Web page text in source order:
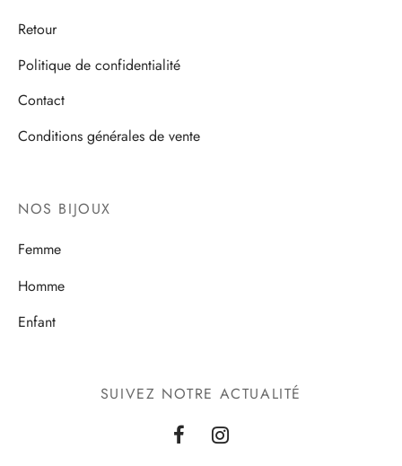
Retour
Politique de confidentialité
Contact
Conditions générales de vente
NOS BIJOUX
Femme
Homme
Enfant
SUIVEZ NOTRE ACTUALITÉ